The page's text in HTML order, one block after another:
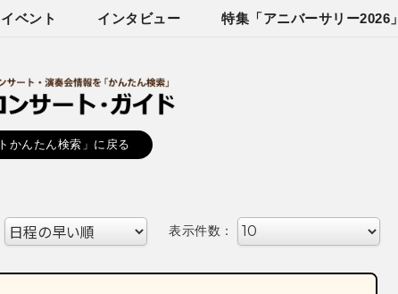
ベント インタビュー 特集「アニバーサリー2026」
かんたん検索」に戻る
表示件数：